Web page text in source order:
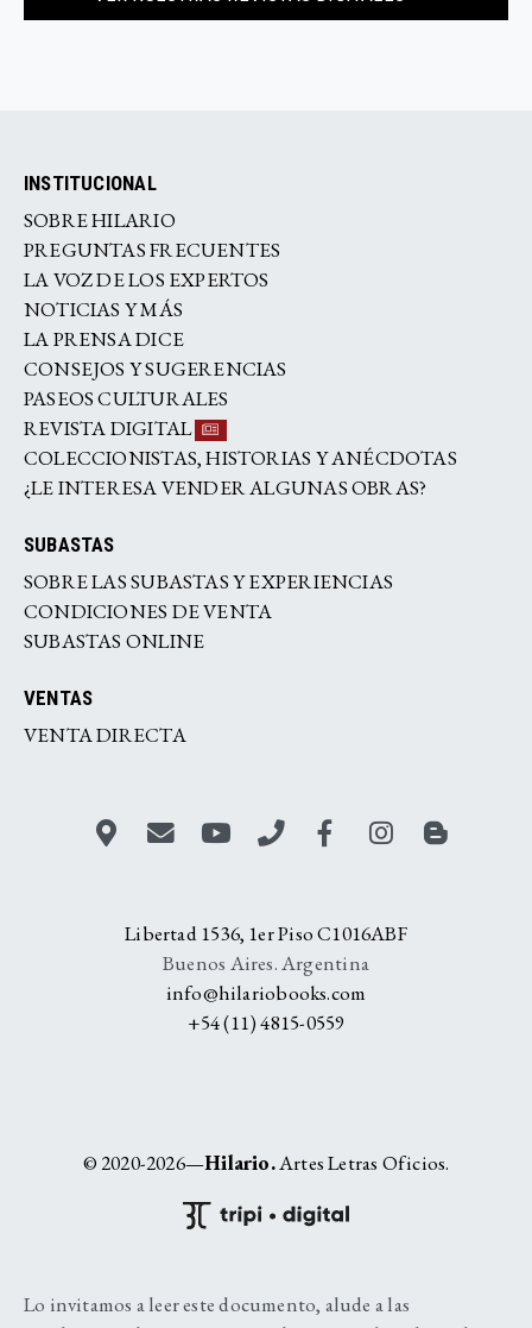
INSTITUCIONAL
SOBRE HILARIO
PREGUNTAS FRECUENTES
LA VOZ DE LOS EXPERTOS
NOTICIAS Y MÁS
LA PRENSA DICE
CONSEJOS Y SUGERENCIAS
PASEOS CULTURALES
REVISTA DIGITAL
COLECCIONISTAS, HISTORIAS Y ANÉCDOTAS
¿LE INTERESA VENDER ALGUNAS OBRAS?
SUBASTAS
SOBRE LAS SUBASTAS Y EXPERIENCIAS
CONDICIONES DE VENTA
SUBASTAS ONLINE
VENTAS
VENTA DIRECTA
Libertad 1536, 1er Piso C1016ABF
Buenos Aires. Argentina
info@hilariobooks.com
+54 (11) 4815-0559
© 2020-2026—Hilario.Artes Letras Oficios.
Lo invitamos a leer este documento, alude a las